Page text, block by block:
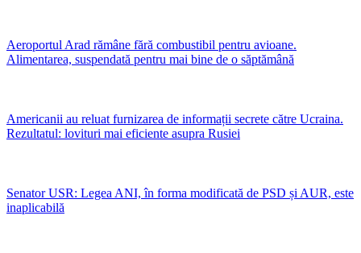
Aeroportul Arad rămâne fără combustibil pentru avioane.
Alimentarea, suspendată pentru mai bine de o săptămână
Americanii au reluat furnizarea de informații secrete către Ucraina.
Rezultatul: lovituri mai eficiente asupra Rusiei
Senator USR: Legea ANI, în forma modificată de PSD și AUR, este
inaplicabilă